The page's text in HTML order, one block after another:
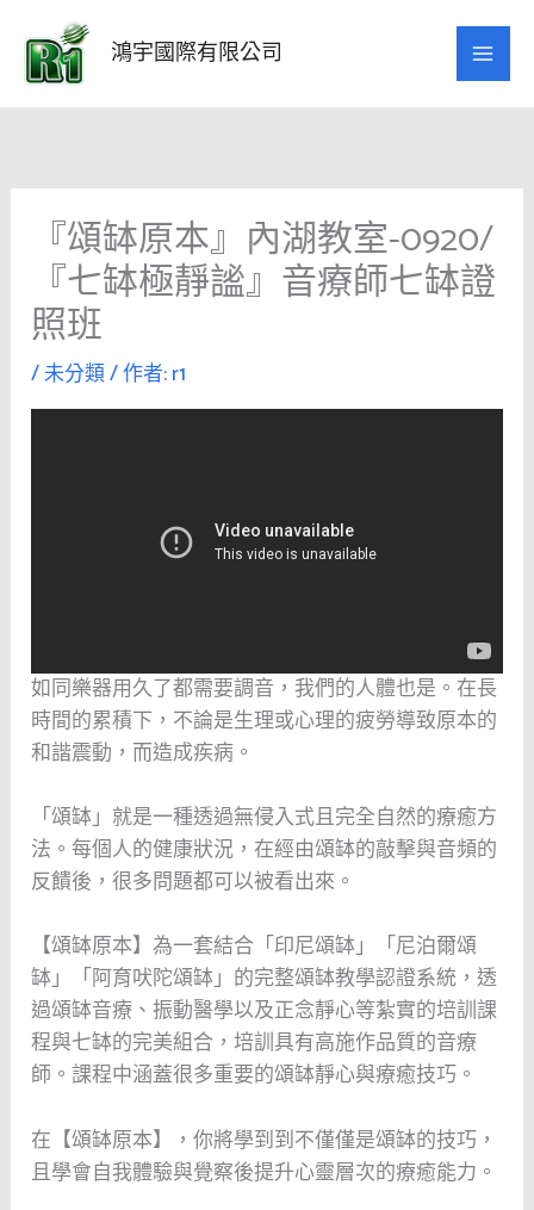
要
鴻宇國際有限公司
『頌缽原本』內湖教室-0920/
『七缽極靜謐』音療師七缽證
照班
/未分類/ 作者:r1
如同樂器用久了都需要調音，我們的人體也是。在長
時間的累積下，不論是生理或心理的疲勞導致原本的
和諧震動，而造成疾病。
「頌缽」就是一種透過無侵入式且完全自然的療癒方
法。每個人的健康狀況，在經由頌缽的敲擊與音頻的
反饋後，很多問題都可以被看出來。
【頌缽原本】為一套結合「印尼頌缽」「尼泊爾頌
缽」「阿育吠陀頌缽」的完整頌缽教學認證系統，透
過頌缽音療、振動醫學以及正念靜心等紮實的培訓課
程與七缽的完美組合，培訓具有高施作品質的音療
師。課程中涵蓋很多重要的頌缽靜心與療癒技巧。
在【頌缽原本】，你將學到到不僅僅是頌缽的技巧，
且學會自我體驗與覺察後提升心靈層次的療癒能力。